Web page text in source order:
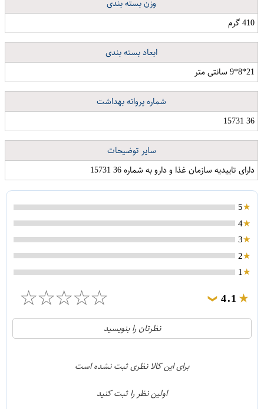
وزن بسته بندی
410 گرم
ابعاد بسته بندی
21*8*9 سانتی متر
شماره پروانه بهداشت
36 15731
سایر توضیحات
دارای تاییدیه سازمان غذا و دارو به شماره 36 15731
5
4
3
2
1
4.1
❯
☆
☆
☆
☆
☆
21
1
نظرتان را بنویسید
برای این کالا نظری ثبت نشده است
اولین نظر را ثبت کنید